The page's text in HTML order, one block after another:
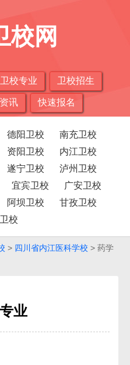
校网
卫校专业 卫校招生
讯 快速报名
德阳卫校
南充卫校
资阳卫校
内江卫校
遂宁卫校
泸州卫校
宜宾卫校
广安卫校
阿坝卫校
甘孜卫校
校
> 四川省内江医科学校 > 药学
业